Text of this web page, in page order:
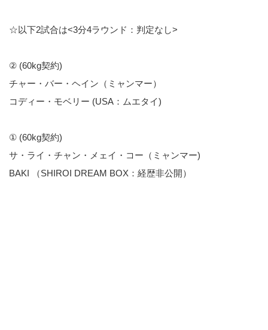
☆以下2試合は<3分4ラウンド：判定なし>
② (60kg契約)
チャー・バー・ヘイン（ミャンマー）
コディー・モベリー (USA：ムエタイ)
① (60kg契約)
サ・ライ・チャン・メェイ・コー（ミャンマー)
BAKI （SHIROI DREAM BOX：経歴非公開）